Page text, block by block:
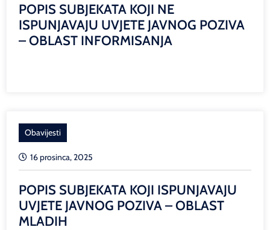
POPIS SUBJEKATA KOJI NE
ISPUNJAVAJU UVJETE JAVNOG POZIVA
– OBLAST INFORMISANJA
Obavijesti
16 prosinca, 2025
POPIS SUBJEKATA KOJI ISPUNJAVAJU
UVJETE JAVNOG POZIVA – OBLAST
MLADIH